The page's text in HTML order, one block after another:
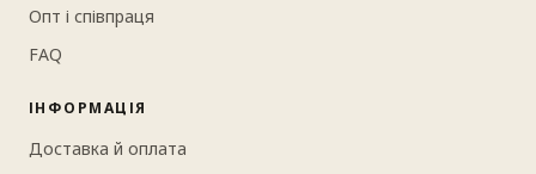
Опт і співпраця
FAQ
ІНФОРМАЦІЯ
Доставка й оплата